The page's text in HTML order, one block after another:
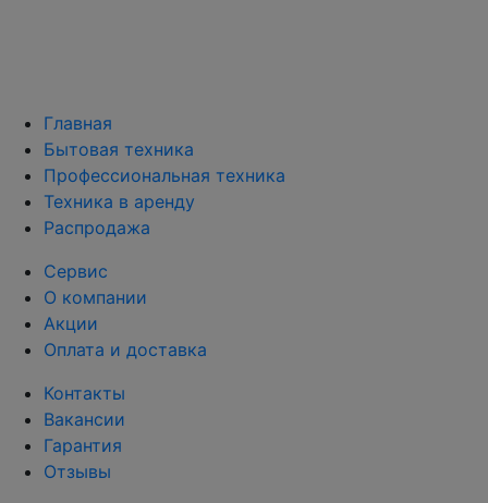
Главная
Бытовая техника
Профессиональная техника
Техника в аренду
Распродажа
Сервис
О компании
Акции
Оплата и доставка
Контакты
Вакансии
Гарантия
Отзывы